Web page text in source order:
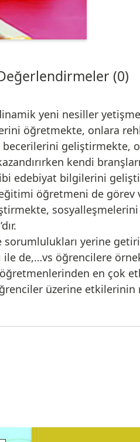
(0)
yeni nesiller
öğretmekte, onlara
becerilerini geliştirmekte,
kendi
edebiyat bilgilerini
öğretmeni de
yerine
ile de,…vs öğrencilere
en çok
üzerine